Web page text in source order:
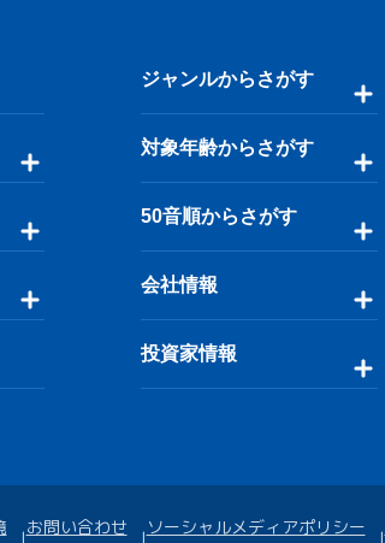
ジャンルからさがす
対象年齢からさがす
50音順からさがす
会社情報
投資家情報
お問い合わせ ソーシャルメディアポリシー